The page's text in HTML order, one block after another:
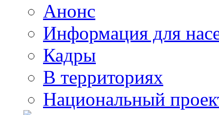
Анонс
Информация для
Кадры
В территориях
Национальный